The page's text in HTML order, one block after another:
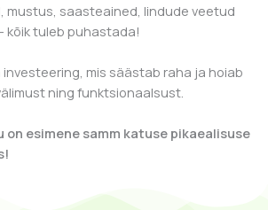
mustus, saasteained, lindude veetud
kõik tuleb puhastada!
mis säästab raha ja hoiab
ning funktsionaalsust.
on esimene samm katuse pikaealisuse